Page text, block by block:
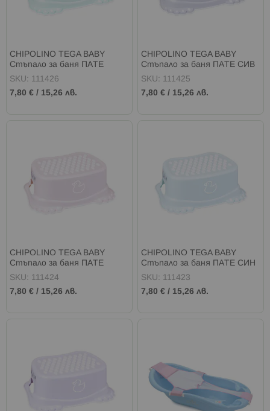
CHIPOLINO TEGA BABY
Стъпало за баня ПАТЕ
ЗЕЛЕН
SKU: 111426
7,80 € / 15,26 лв.
CHIPOLINO TEGA BABY
Стъпало за баня ПАТЕ СИВ
SKU: 111425
7,80 € / 15,26 лв.
CHIPOLINO TEGA BABY
Стъпало за баня ПАТЕ
РОЗОВ
SKU: 111424
7,80 € / 15,26 лв.
CHIPOLINO TEGA BABY
Стъпало за баня ПАТЕ СИН
SKU: 111423
7,80 € / 15,26 лв.